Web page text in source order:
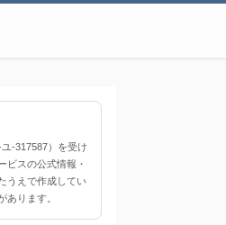
-317587）を受け
ビスの公式情報・
うえで作成してい
あります。